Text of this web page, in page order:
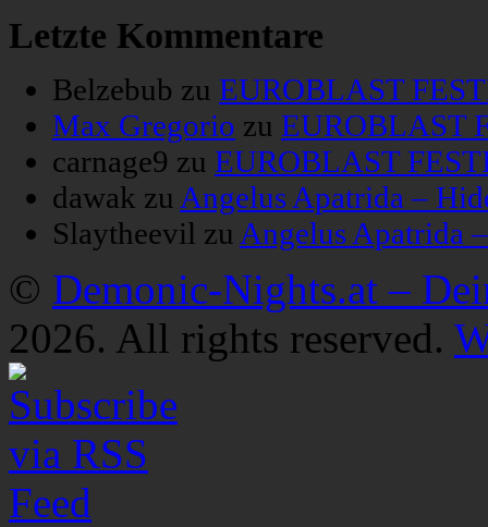
Letzte Kommentare
Belzebub zu EUROBLAST
Max Gregorio zu EUROBLAST
carnage9 zu EUROBLAST
dawak zu Angelus Apatrida –
Slaytheevil zu Angelus Apatrida
© Demonic-Nights.at –
2026. All rights reserved.